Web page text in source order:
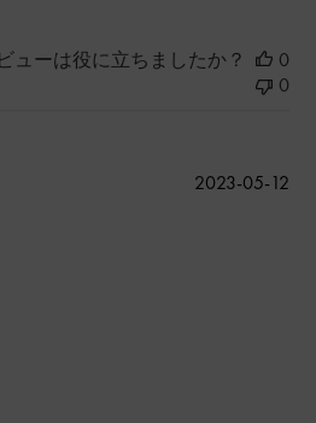
ューは役に立ちましたか？
0
0
公
2023-05-12